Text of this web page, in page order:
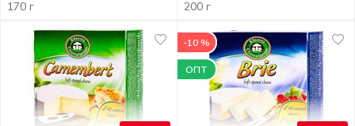
170 г
200г
200 г
-10 %
ОПТ